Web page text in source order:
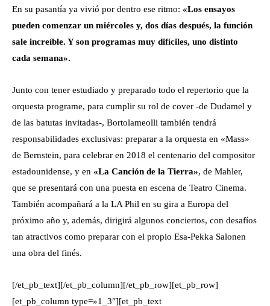
En su pasantía ya vivió por dentro ese ritmo: «Los ensayos
pueden comenzar un miércoles y, dos días después, la función
sale increíble. Y son programas muy difíciles, uno distinto
cada semana».
Junto con tener estudiado y preparado todo el repertorio que la
orquesta programe, para cumplir su rol de cover -de Dudamel y
de las batutas invitadas-, Bortolameolli también tendrá
responsabilidades exclusivas: preparar a la orquesta en «Mass»
de Bernstein, para celebrar en 2018 el centenario del compositor
estadounidense, y en «La Canción de la Tierra», de Mahler,
que se presentará con una puesta en escena de Teatro Cinema.
También acompañará a la LA Phil en su gira a Europa del
próximo año y, además, dirigirá algunos conciertos, con desafíos
tan atractivos como preparar con el propio Esa-Pekka Salonen
una obra del finés.
[/et_pb_text][/et_pb_column][/et_pb_row][et_pb_row]
[et_pb_column type=»1_3″][et_pb_text